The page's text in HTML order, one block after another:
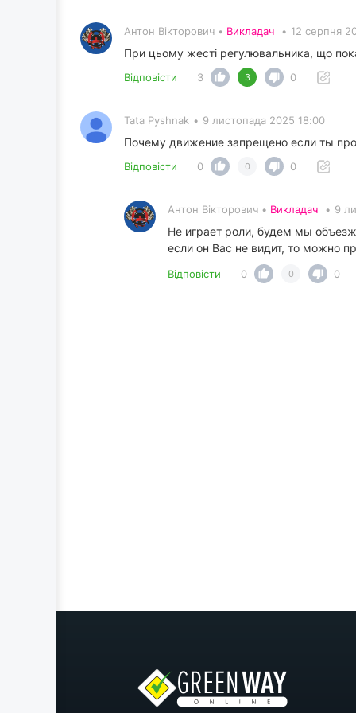
Антон Вікторович • Викладач • 12 серпня
При цьому жесті регулювальника, що
Відповісти 3 3 0
Tata Pyshnak • 9 листопада 2025 18:00
Почему движение запрещено если ты
Відповісти 0 0 0
Антон Вікторович • Викладач • 9
Не играет роли, будем мы
если он Вас не видит, то можно
Відповісти 0 0 0